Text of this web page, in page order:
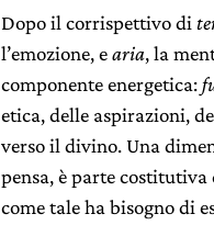
Dopo il corrispettivo di
l’emozione, earia, la
componente energetica:
etica, delle aspirazioni,
verso il divino. Una
pensa, è parte costitutiva
come tale ha bisogno di